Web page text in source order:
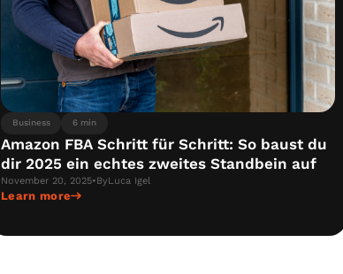
Business 6 min
Amazon FBA Schritt für Schritt: So baust du
dir 2025 ein echtes zweites Standbein auf
November 20, 2025•ByLuca Igel
Learn more